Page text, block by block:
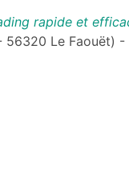
rapide et
Le Faouët)